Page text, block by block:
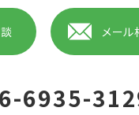
メール
6935-